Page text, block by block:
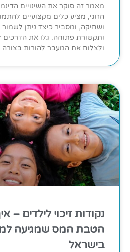
מאמר זה סוקר את השינויים
הזוגי, מציע כלים מקצועיים
ושחיקה, ומסביר כיצד ניתן לשמור
ותקשורת פתוחה. גלו את
ולצלוח את המעבר להורות בצורה
נקודות זיכוי לילדים –
הטבת המס שמגיעה
בישראל